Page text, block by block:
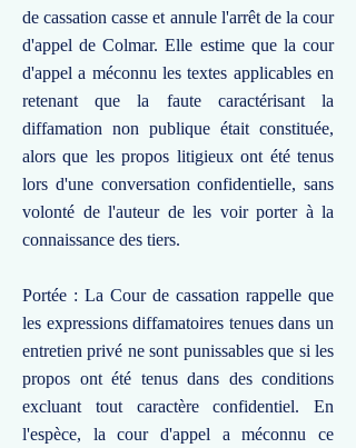
de cassation casse et annule l'arrêt de la cour
d'appel de Colmar. Elle estime que la cour
d'appel a méconnu les textes applicables en
retenant que la faute caractérisant la
diffamation non publique était constituée,
alors que les propos litigieux ont été tenus
lors d'une conversation confidentielle, sans
volonté de l'auteur de les voir porter à la
connaissance des tiers.
Portée : La Cour de cassation rappelle que
les expressions diffamatoires tenues dans un
entretien privé ne sont punissables que si les
propos ont été tenus dans des conditions
excluant tout caractère confidentiel. En
l'espèce, la cour d'appel a méconnu ce